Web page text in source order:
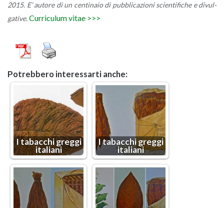
2015. E’ au­to­re di un cen­ti­na­io di pub­bli­ca­zio­ni scien­ti­fi­che e di­vul­
ga­ti­ve.Cur­ri­cu­lum vitae >>>
Po­treb­be­ro in­te­res­sar­ti anche:
I ta­bac­chi greg­gi
ita­lia­ni
I ta­bac­chi greg­gi
ita­lia­ni